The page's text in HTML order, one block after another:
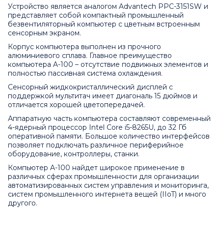
Устройство является аналогом Advantech PPC-3151SW и
представляет собой компактный промышленный
безвентиляторный компьютер с цветным встроенным
сенсорным экраном.
Корпус компьютера выполнен из прочного
алюминиевого сплава. Главное преимущество
компьютера A-100 – отсутствие подвижных элементов и
полностью пассивная система охлаждения.
Сенсорный жидкокристаллический дисплей с
поддержкой мультитач имеет диагональ 15 дюймов и
отличается хорошей цветопередачей.
Аппаратную часть компьютера составляют современный
4-ядерный процессор Intel Core i5-8265U, до 32 Гб
оперативной памяти. Большое количество интерфейсов
позволяет подключать различное периферийное
оборудование, контроллеры, станки.
Компьютер A-100 найдет широкое применение в
различных сферах промышленности для организации
автоматизированных систем управления и мониторинга,
систем промышленного интернета вещей (IIoT) и много
другого.